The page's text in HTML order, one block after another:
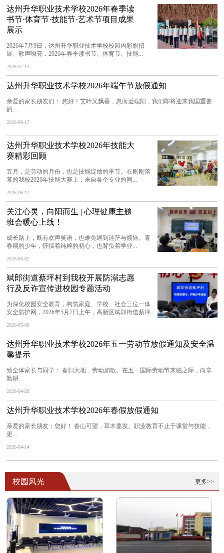
达州升华职业技术学校2026年春季读
书节·体育节·技能节·艺术节项目成果
展示
2026年7月9日，达州升华职业技术学校校园内彩旗招
展、歌声嘹亮，2026年春季读书节、体育节、技能...
2026-07-13
达州升华职业技术学校2026年端午节放假通知
亲爱的家长朋友们： 您好！艾叶又飘香，忽而近端阳，我们即将迎来我国重要
的...
2026-06-17
达州升华职业技术学校2026年技能大
赛精彩回顾
五月，是劳动的月份，也是技能绽放的季节。在刚刚落
幕的我校2026年技能大赛上，来自各个专业的同...
2026-06-12
关注心灵，向阳而生 | 心理健康主题
班会暖心上线！
成长路上，既有欢声笑语，也难免遇到迷茫与烦恼。青
春期的少年，怀揣着纯粹的初心，也背负着学业...
2026-06-02
斌郎街道蔡坪村到我校开展防溺志愿
行及反诈宣传进校园专题活动
为深化校园安全教育，构筑家庭、学校、社会三位一体
安全防护网，2026年5月7日上午，高新区斌郎街道蔡坪...
2026-05-08
达州升华职业技术学校2026年五一劳动节放假通知及安全温
馨提示
致全体家长与同学： 春归大地，劳动如歌。在五一国际劳动节来临之际，向辛
勤耕...
2026-04-28
达州升华职业技术学校2026年春假放假通知
亲爱的家长朋友：您好！ 春山可望，草木蔓发。职业教育不止于课堂与技能，
更...
2026-04-14
更多>>
校园风光